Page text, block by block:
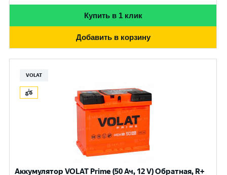
Купить в 1 клик
Добавить в корзину
VOLAT
Аккумулятор VOLAT Prime (50 Ач, 12 V) Обратная, R+